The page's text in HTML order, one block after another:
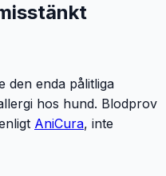
den enda pålitliga
hos hund. Blodprov
AniCura, inte